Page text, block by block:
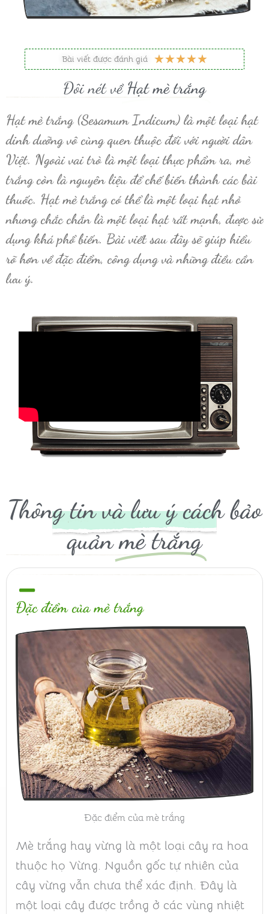
Bài viết được đánh giá ★★★★★5
Đôi nét về Hạt mè trắng
Hạt mè trắng(Sesamum Indicum) là một loại hạt
dinh dưỡng vô cùng quen thuộc đối với người dân
Việt. Ngoài vai trò là một loại thực phẩm ra, mè
trắng còn là nguyên liệu để chế biến thành các bài
thuốc. Hạt mè trắng có thể là một loại hạt nhỏ
nhưng chắc chắn là một loại hạt rất mạnh, được sử
dụng khá phổ biến. Bài viết sau đây sẽ giúp hiểu
rõ hơn về đặc điểm, công dụng và những điều cần
lưu ý.
Thông tin và lưu ý cách bảo
quản mè trắng
Đặc điểm của mè trắng
Đặc điểm của mè trắng
Mè trắng hay vừng là một loại cây ra hoa
thuộc họ Vừng. Nguồn gốc tự nhiên của
cây vừng vẫn chưa thể xác định. Đây là
một loại cây được trồng ở các vùng nhiệt